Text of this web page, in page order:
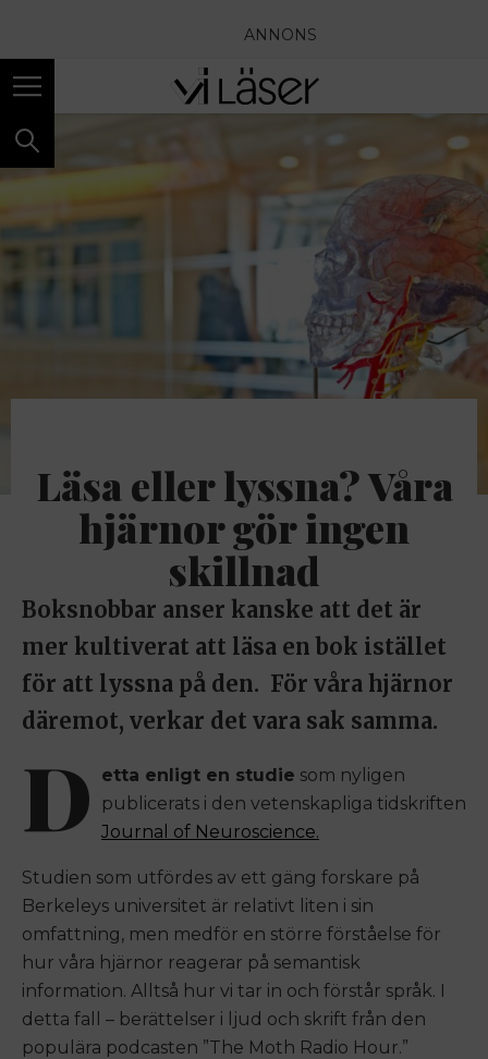
ANNONS
Läsa eller lyssna? Våra
hjärnor gör ingen
skillnad
Boksnobbar anser kanske att det är
mer kultiverat att läsa en bok istället
för att lyssna på den. För våra hjärnor
däremot, verkar det vara sak samma.
D etta enligt en studie som nyligen
publicerats i den vetenskapliga tidskriften
Journal of Neuroscience.
Studien som utfördes av ett gäng forskare på
Berkeleys universitet är relativt liten i sin
omfattning, men medför en större förståelse för
hur våra hjärnor reagerar på semantisk
information. Alltså hur vi tar in och förstår språk. I
detta fall – berättelser i ljud och skrift från den
populära podcasten ”The Moth Radio Hour.”